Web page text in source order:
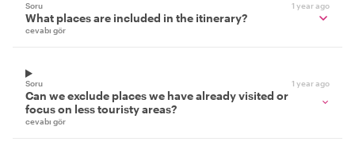
Soru 1 year ago
What places are included in the itinerary?
cevabı gör
Soru 1 year ago
Can we exclude places we have already visited or
focus on less touristy areas?
cevabı gör